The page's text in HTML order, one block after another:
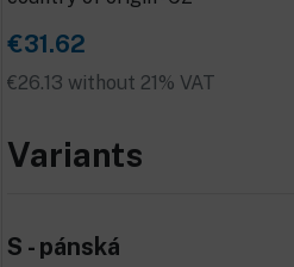
€31.62
€26.13 without 21% VAT
Variants
S - pánská